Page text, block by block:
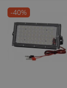
-40%